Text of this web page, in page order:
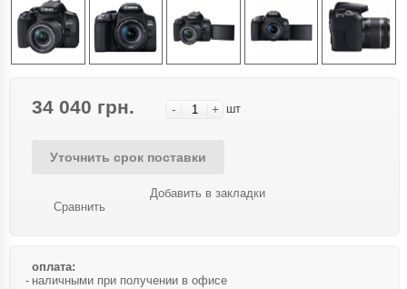
34 040 грн. - + шт
Уточнить срок поставки
Сравнить
Добавить в закладки
оплата:
наличными при получении в офисе